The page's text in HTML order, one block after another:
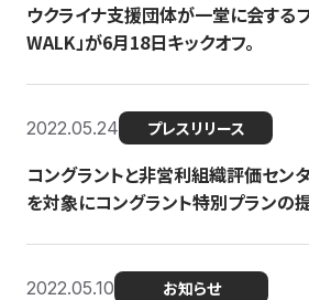
ウクライナ支援団体が一堂に会する
WALK」が6月18日キックオフ。
2022.05.24 プレスリリース
コングラントと非営利組織評価セン
を対象にコングラント特別プランの
2022.05.10 お知らせ